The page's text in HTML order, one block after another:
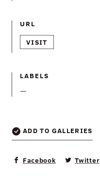
URL
VISIT
LABELS
—
ADD TO GALLERIES
Facebook Twitter